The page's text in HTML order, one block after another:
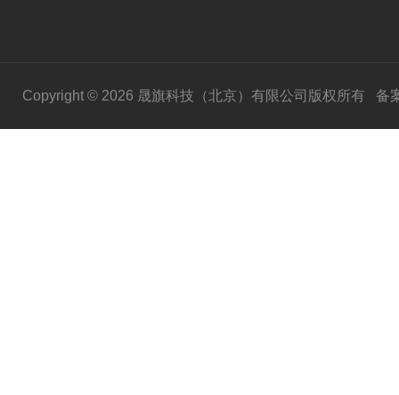
Copyright © 2026 晟旗科技（北京）有限公司版权所有 备